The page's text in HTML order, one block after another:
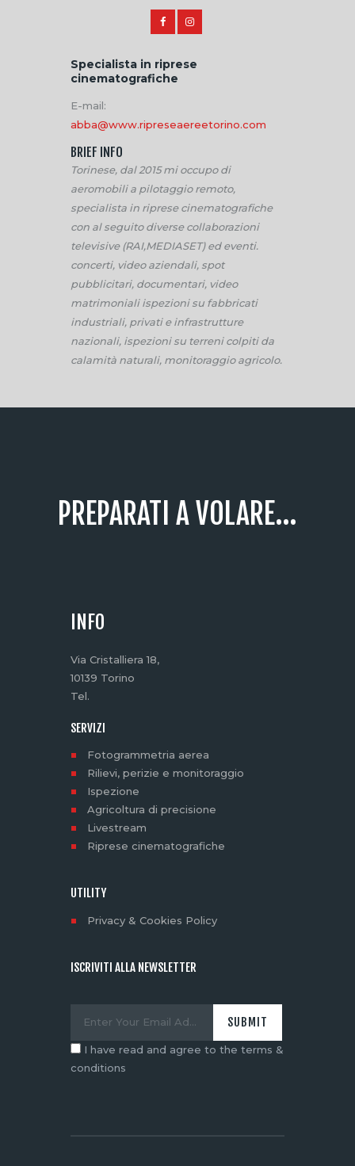
Specialista in riprese
cinematografiche
E-mail:
abba@www.ripreseaereetorino.com
BRIEF INFO
Torinese, dal 2015 mi occupo di
aeromobili a pilotaggio remoto,
specialista in riprese cinematografiche
con al seguito diverse collaborazioni
televisive (RAI,MEDIASET) ed eventi.
concerti, video aziendali, spot
pubblicitari, documentari, video
matrimoniali ispezioni su fabbricati
industriali, privati e infrastrutture
nazionali, ispezioni su terreni colpiti da
calamità naturali, monitoraggio agricolo.
PREPARATI A VOLARE...
INFO
Via Cristalliera 18,
10139 Torino
Tel.
SERVIZI
Fotogrammetria aerea
Rilievi, perizie e monitoraggio
Ispezione
Agricoltura di precisione
Livestream
Riprese cinematografiche
UTILITY
Privacy & Cookies Policy
ISCRIVITI ALLA NEWSLETTER
I have read and agree to the terms &
conditions